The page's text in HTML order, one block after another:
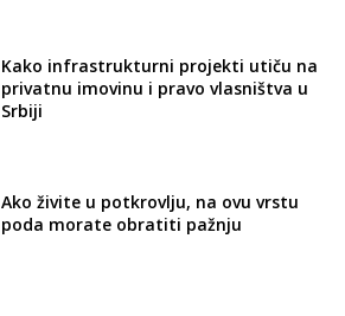
Kako infrastrukturni projekti utiču na
privatnu imovinu i pravo vlasništva u
Srbiji
Ako živite u potkrovlju, na ovu vrstu
poda morate obratiti pažnju